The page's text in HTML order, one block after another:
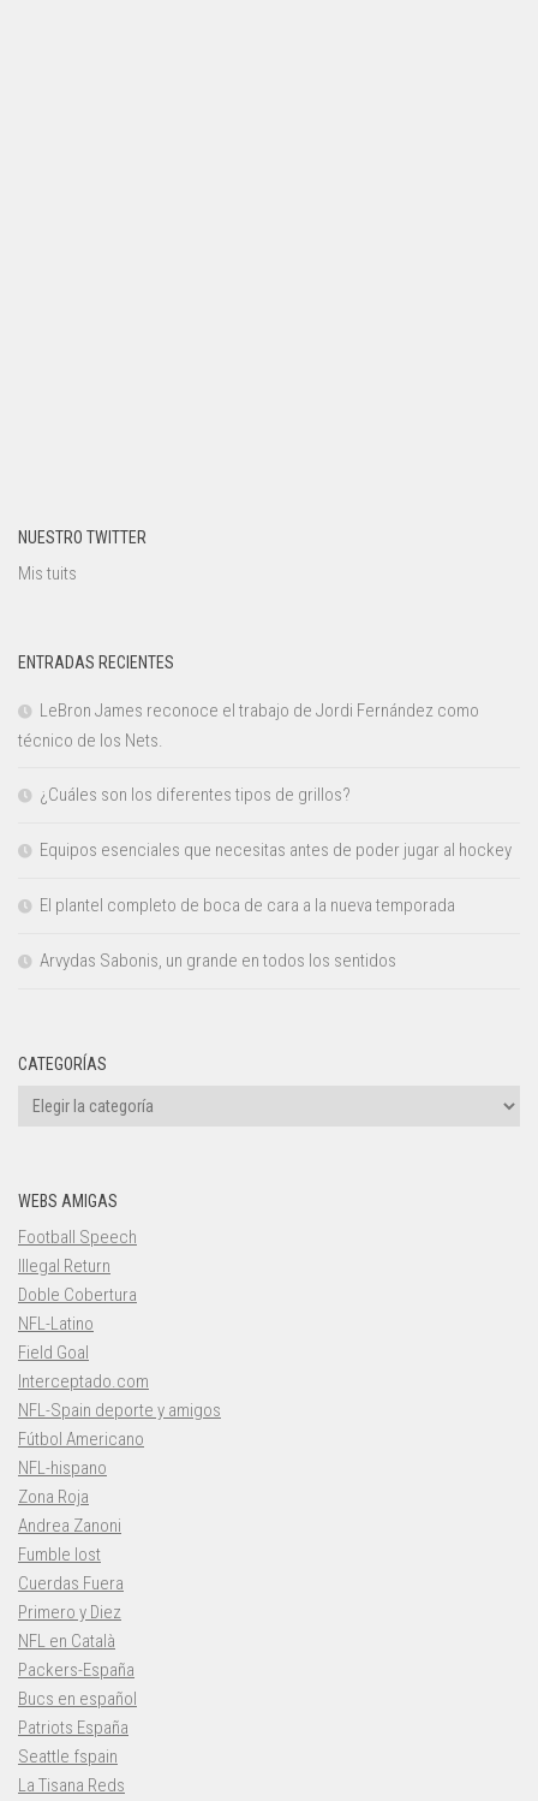
NUESTRO TWITTER
Mis tuits
ENTRADAS RECIENTES
LeBron James reconoce el trabajo de Jordi Fernández como
técnico de los Nets.
¿Cuáles son los diferentes tipos de grillos?
Equipos esenciales que necesitas antes de poder jugar al hockey
El plantel completo de boca de cara a la nueva temporada
Arvydas Sabonis, un grande en todos los sentidos
CATEGORÍAS
Categorías
WEBS AMIGAS
Football Speech
Illegal Return
Doble Cobertura
NFL-Latino
Field Goal
Interceptado.com
NFL-Spain deporte y amigos
Fútbol Americano
NFL-hispano
Zona Roja
Andrea Zanoni
Fumble lost
Cuerdas Fuera
Primero y Diez
NFL en Català
Packers-España
Bucs en español
Patriots España
Seattle fspain
La Tisana Reds